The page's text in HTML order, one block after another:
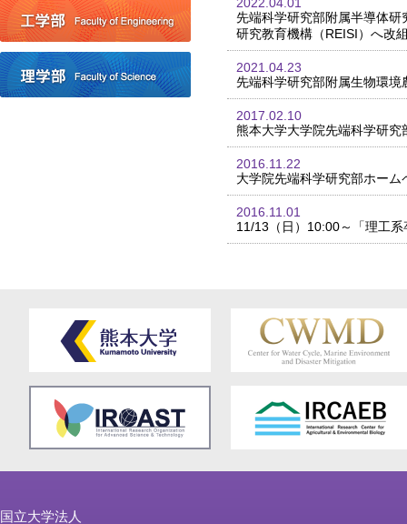
先端科学研究部附属半導体
研究教育機構（REISI）へ改
2021.04.23
先端科学研究部附属生物環
2017.02.10
熊本大学大学院先端科学研
2016.11.22
大学院先端科学研究部ホー
2016.11.01
11/13（日）10:00～「理工
国立大学法人